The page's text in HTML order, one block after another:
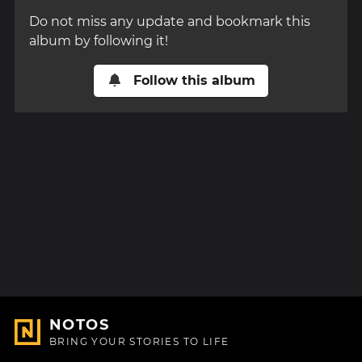
Do not miss any update and bookmark this
album by following it!
Follow this album
NOTOS
BRING YOUR STORIES TO LIFE